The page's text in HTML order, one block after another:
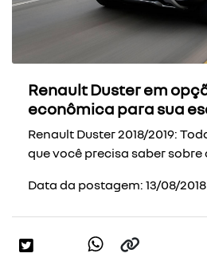
Renault Duster em
econômica para sua
Renault Duster 2018/2019:
que você precisa saber sobre
Data da postagem: 13/08/2018